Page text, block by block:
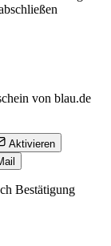
von blau.de
Aktivieren
Bestätigung